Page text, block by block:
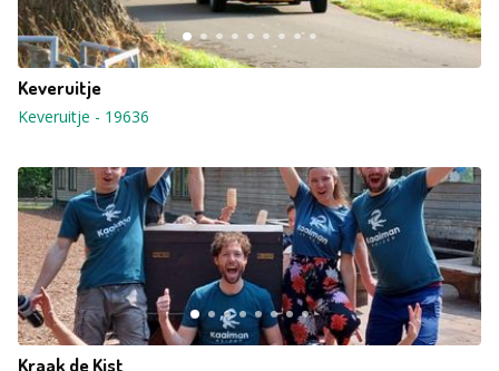
Keveruitje
Keveruitje - 19636
Kraak de Kist